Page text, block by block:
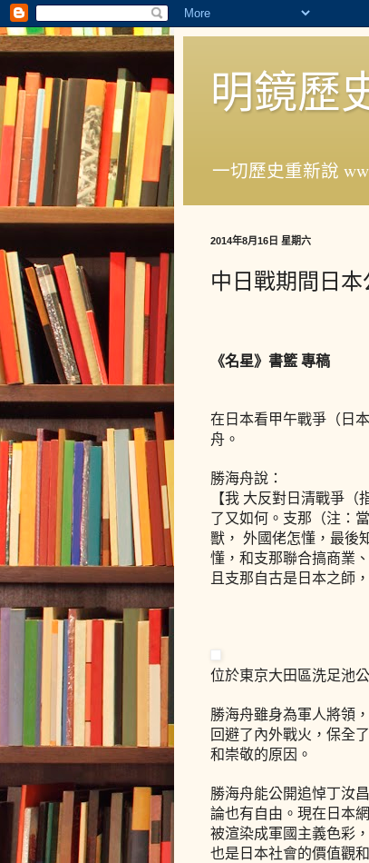
明鏡歷
一切歷史重新說
2014年8月16日 星期六
中日戰期間日
《名星》書籃 專稿
在日本看甲午戰爭（日
舟。
勝海舟說：
【我 大反對日清戰爭
了又如何。支那（注：
獸， 外國佬怎懂，最後
懂，和支那聯合搞商業
且支那自古是日本之師
位於東京大田區洗足池
勝海舟雖身為軍人將領
回避了內外戰火，保全
和崇敬的原因。
勝海舟能公開追悼丁汝
論也有自由。現在日本
被渲染成軍國主義色彩
也是日本社會的價值觀